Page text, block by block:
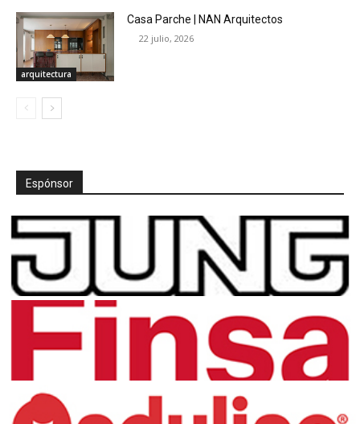
arquitectura
Casa Parche | NAN Arquitectos
22 julio, 2026
Espónsor